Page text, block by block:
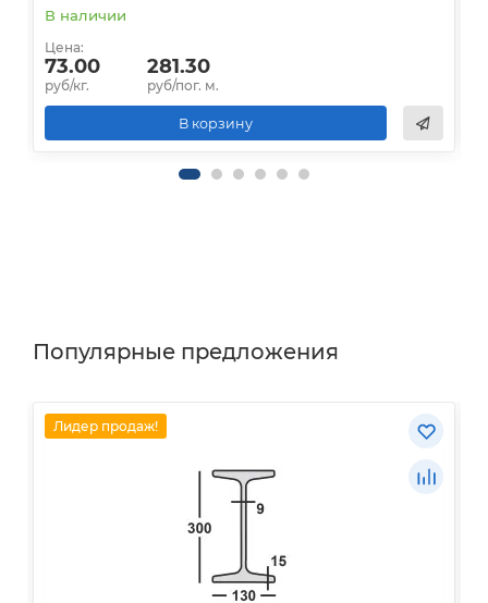
В наличии
Цена:
73.00
руб/кг.
281.30
руб/пог. м.
В корзину
Популярные предложения
Лидер продаж!